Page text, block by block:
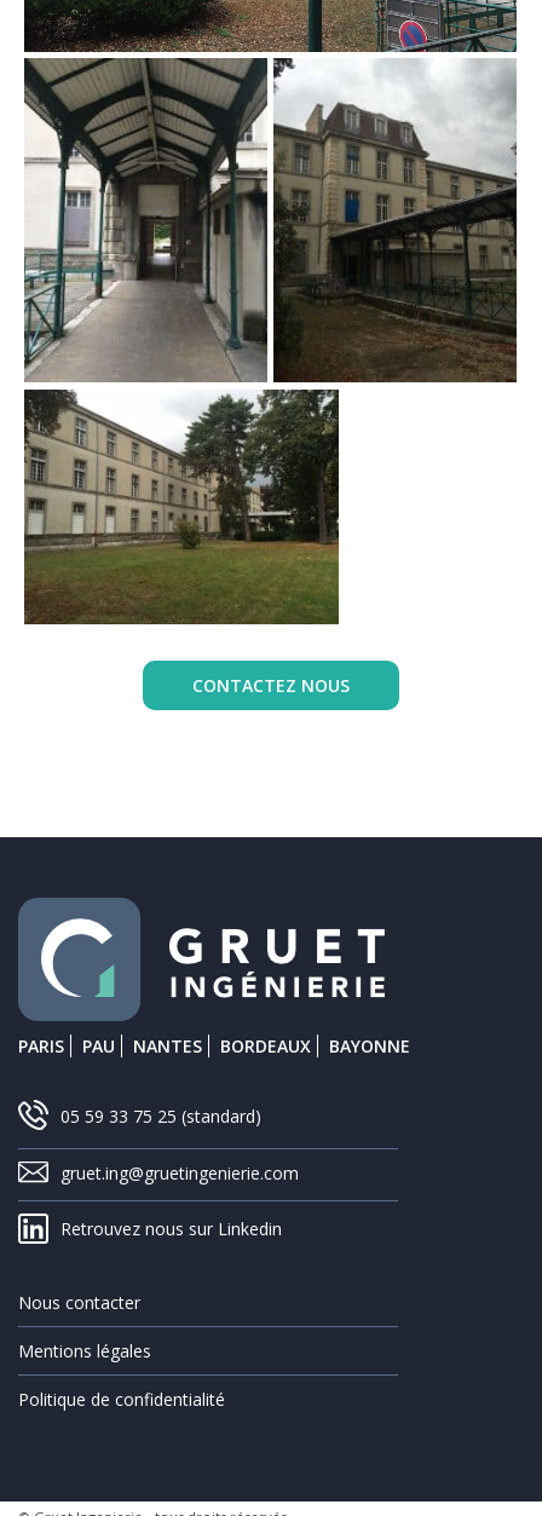
CONTACTEZ NOUS
PARIS PAU NANTES BORDEAUX BAYONNE
05 59 33 75 25 (standard)
gruet.ing@gruetingenierie.com
Retrouvez nous sur Linkedin
Nous contacter
Mentions légales
Politique de confidentialité